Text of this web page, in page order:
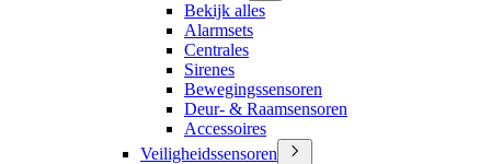
Bekijk alles
Alarmsets
Centrales
Sirenes
Bewegingssensoren
Deur- & Raamsensoren
Accessoires
Veiligheidssensoren